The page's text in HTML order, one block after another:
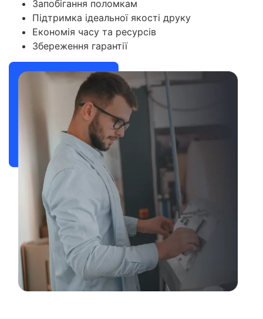
Запобігання поломкам
Підтримка ідеальної якості друку
Економія часу та ресурсів
Збереження гарантії